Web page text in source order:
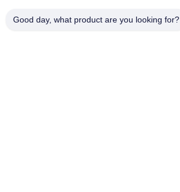
পার্ল হোয়াইট রেডি মিশ্রিত কার পেইন্ট স্প্রে বহুমুখী অ-বিষাক্ত
Good day, what product are you looking for?